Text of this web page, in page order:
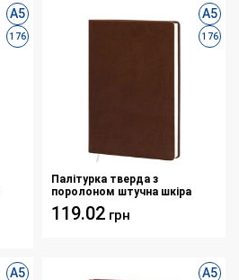
А5
176
А5
176
Палітурка тверда з
поролоном штучна шкіра
коричнева Vivella А308 для
блоку ф. 145х202 176 аркушів
119.02 грн
А5 А5